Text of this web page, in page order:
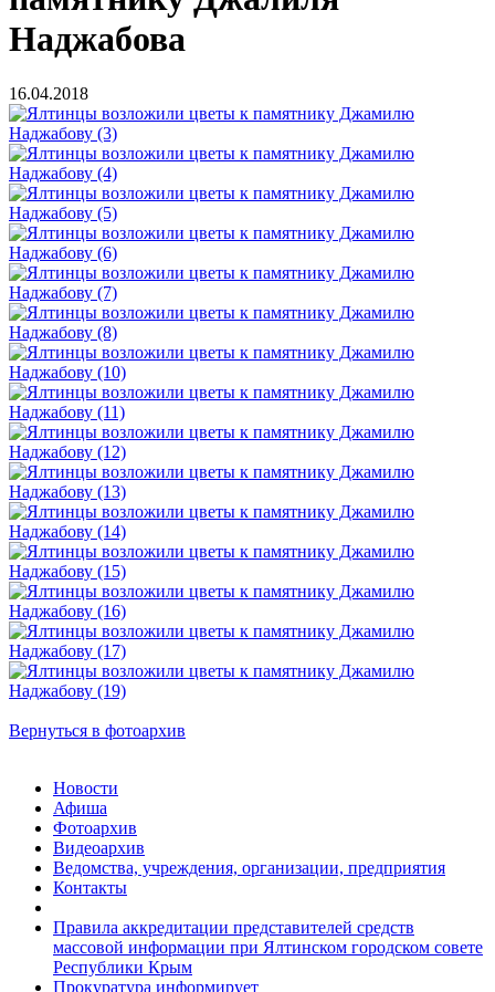
Наджабова
16.04.2018
Вернуться в фотоархив
Новости
Афиша
Фотоархив
Видеоархив
Ведомства, учреждения, организации, предприятия
Контакты
Правила аккредитации представителей средств
массовой информации при Ялтинском городском совете
Республики Крым
Прокуратура информирует